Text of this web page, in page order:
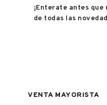
¡Enterate antes que
de todas las
VENTA MAYORISTA